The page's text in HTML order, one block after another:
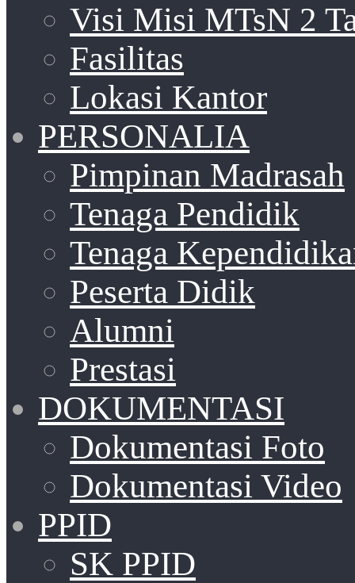
Visi Misi MTsN 2
Fasilitas
Lokasi Kantor
PERSONALIA
Pimpinan Madrasah
Tenaga Pendidik
Tenaga
Peserta Didik
Alumni
Prestasi
DOKUMENTASI
Dokumentasi Foto
Dokumentasi Video
PPID
SK PPID